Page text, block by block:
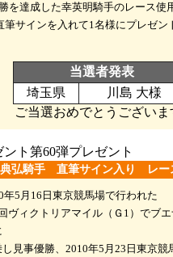
を達成した幸英明騎手のレース使
筆サインを入れて1名様にプレゼン
当選者発表
埼玉県
川島 大様
ご当選おめでとうございま
ント第60弾プレゼント
弘騎手 直筆サイン入り レー
年5月16日東京競馬場で行われた
ヴィクトリアマイル（Ｇ1）でブ
見事優勝、2010年5月23日東京競